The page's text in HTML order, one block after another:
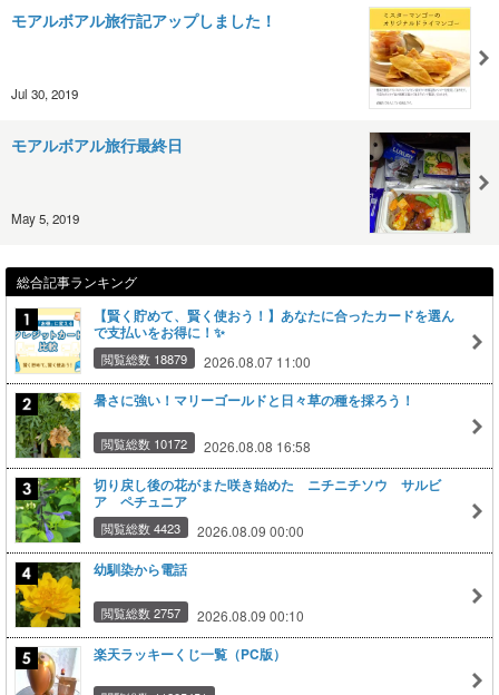
モアルボアル旅行記アップしました！
Jul 30, 2019
モアルボアル旅行最終日
May 5, 2019
総合記事ランキング
【賢く貯めて、賢く使おう！】あなたに合ったカードを選ん
で支払いをお得に！✨
閲覧総数 18879 2026.08.07 11:00
暑さに強い！マリーゴールドと日々草の種を採ろう！
閲覧総数 10172 2026.08.08 16:58
切り戻し後の花がまた咲き始めた ニチニチソウ サルビ
ア ペチュニア
閲覧総数 4423 2026.08.09 00:00
幼馴染から電話
閲覧総数 2757 2026.08.09 00:10
楽天ラッキーくじ一覧（PC版）